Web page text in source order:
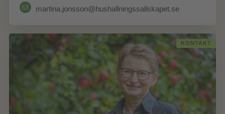
martina.jonsson@hushallningssallskapet.se
KONTAKT